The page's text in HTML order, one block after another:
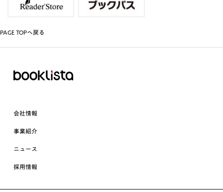
PAGE TOPへ戻る
会社情報
事業紹介
ニュース
採用情報